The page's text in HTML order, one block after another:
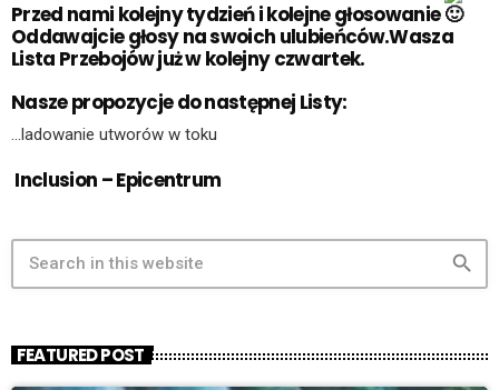
Przed nami kolejny tydzień i kolejne głosowanie
Oddawajcie głosy na swoich ulubieńców.Wasza
Lista Przebojów już w kolejny czwartek.
Nasze propozycje do następnej Listy:
…ladowanie utworów w toku
Inclusion – Epicentrum
search
FEATURED POST